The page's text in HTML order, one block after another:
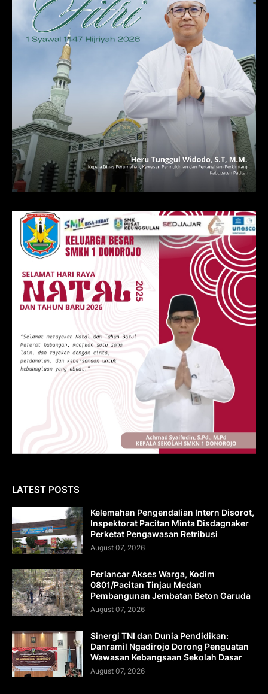
LATEST POSTS
Kelemahan Pengendalian Intern Disorot,
Inspektorat Pacitan Minta Disdagnaker
Perketat Pengawasan Retribusi
August 07, 2026
Perlancar Akses Warga, Kodim
0801/Pacitan Tinjau Medan
Pembangunan Jembatan Beton Garuda
August 07, 2026
Sinergi TNI dan Dunia Pendidikan:
Danramil Ngadirojo Dorong Penguatan
Wawasan Kebangsaan Sekolah Dasar
August 07, 2026